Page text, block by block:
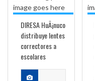
DIRESA HuÃ¡nuco
distribuye lentes
correctores a
escolares